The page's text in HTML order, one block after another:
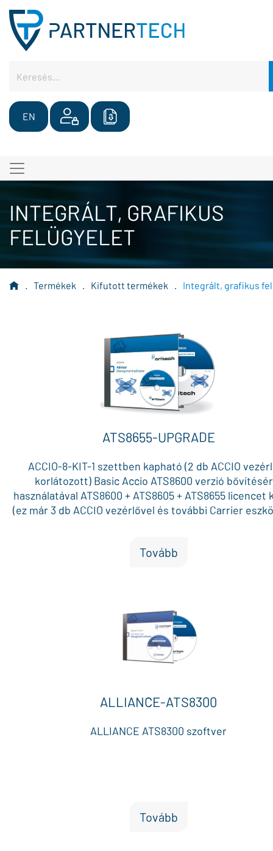
EN
INTEGRÁLT, GRAFIKUS
FELÜGYELET
. Termékek . Kifutott termékek . Integrált, grafikus
ATS8655-UPGRADE
ACCIO-8-KIT-1 szettben kapható (2 db ACCIO
korlátozott) Basic Accio ATS8600 verzió
használatával ATS8600 + ATS8605 + ATS8655 licencet
(ez már 3 db ACCIO vezérlővel és további Carrier
Tovább
ALLIANCE-ATS8300
ALLIANCE ATS8300 szoftver
Tovább